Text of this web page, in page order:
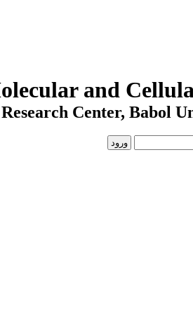
and
Center, Babol